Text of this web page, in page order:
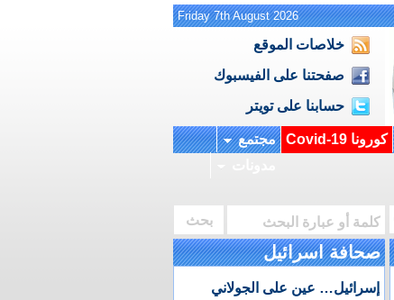
Friday 7th August 2026
خلاصات الموقع
صفحتنا على الفيسبوك
حسابنا على تويتر
كورونا Covid-19
مجتمع
صحافة اسرائيل
إسرائيل… عين على الجولاني